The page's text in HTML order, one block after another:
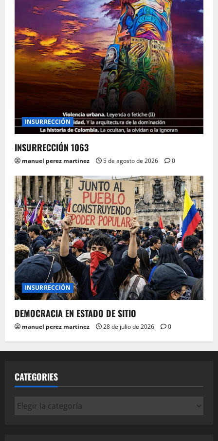
INSURRECCIÓN
INSURRECCIÓN 1063
manuel perez martinez 5 de agosto de 2026 0
INSURRECCIÓN
DEMOCRACIA EN ESTADO DE SITIO
manuel perez martinez 28 de julio de 2026 0
CATEGORIES
Categories